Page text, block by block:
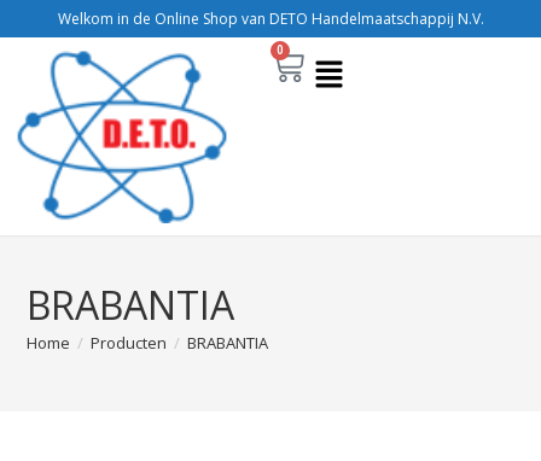
Welkom in de Online Shop van DETO Handelmaatschappij N.V.
0
BRABANTIA
Home / Producten / BRABANTIA